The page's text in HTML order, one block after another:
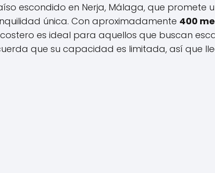
escondido en Nerja, Málaga, que promete
única. Con aproximadamente 400
es ideal para aquellos que buscan
que su capacidad es limitada, así que